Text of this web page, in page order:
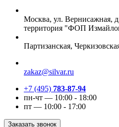
Москва, ул. Вернисажная,
территория "ФОП
Партизанская,
zakaz@silvar.ru
+7 (495) 783-87-94
пн-чт — 10:00 - 18:00
пт — 10:00 - 17:00
Заказать звонок